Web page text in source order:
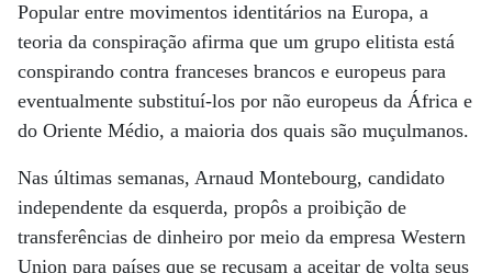
Popular entre movimentos identitários na Europa, a
teoria da conspiração afirma que um grupo elitista está
conspirando contra franceses brancos e europeus para
eventualmente substituí-los por não europeus da África e
do Oriente Médio, a maioria dos quais são muçulmanos.
Nas últimas semanas, Arnaud Montebourg, candidato
independente da esquerda, propôs a proibição de
transferências de dinheiro por meio da empresa Western
Union para países que se recusam a aceitar de volta seus